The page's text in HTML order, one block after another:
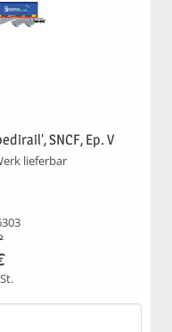
SNCF, Ep. V
lieferbar